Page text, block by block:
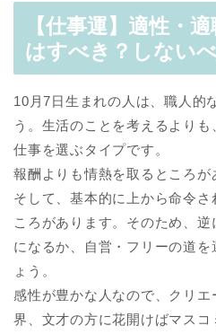
【仕事運】適性・
はすべき？しない
10月7日生まれの人は、職人的
う。生活のことを考えるより
仕事を選ぶタイプです。
報酬よりも情熱を取るところが
そして、基本的に上から命令
ころがあります。そのため、
になるか、自営・フリーの道
ょう。
感性が豊かな人なので、クリ
界、文才の方に花開けばマスコ